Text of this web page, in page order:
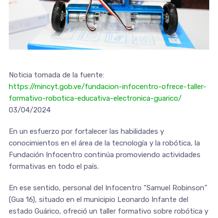
Noticia tomada de la fuente:
https://mincyt.gob.ve/fundacion-infocentro-ofrece-taller-
formativo-robotica-educativa-electronica-guarico/
03/04/2024
En un esfuerzo por fortalecer las habilidades y
conocimientos en el área de la tecnología y la robótica, la
Fundación Infocentro continúa promoviendo actividades
formativas en todo el país.
En ese sentido, personal del Infocentro “Samuel Robinson”
(Gua 16), situado en el municipio Leonardo Infante del
estado Guárico, ofreció un taller formativo sobre robótica y